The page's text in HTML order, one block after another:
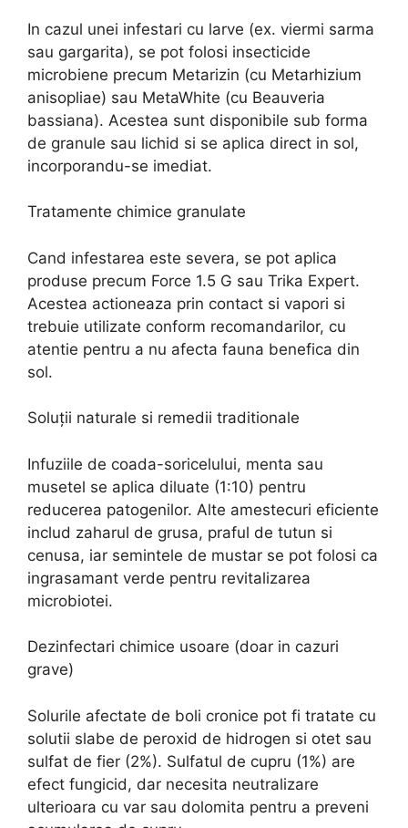
In cazul unei infestari cu larve (ex. viermi sarma
sau gargarita), se pot folosi insecticide
microbiene precum Metarizin (cu Metarhizium
anisopliae) sau MetaWhite (cu Beauveria
bassiana). Acestea sunt disponibile sub forma
de granule sau lichid si se aplica direct in sol,
incorporandu-se imediat.
Tratamente chimice granulate
Cand infestarea este severa, se pot aplica
produse precum Force 1.5 G sau Trika Expert.
Acestea actioneaza prin contact si vapori si
trebuie utilizate conform recomandarilor, cu
atentie pentru a nu afecta fauna benefica din
sol.
Soluții naturale si remedii traditionale
Infuziile de coada-soricelului, menta sau
musetel se aplica diluate (1:10) pentru
reducerea patogenilor. Alte amestecuri eficiente
includ zaharul de grusa, praful de tutun si
cenusa, iar semintele de mustar se pot folosi ca
ingrasamant verde pentru revitalizarea
microbiotei.
Dezinfectari chimice usoare (doar in cazuri
grave)
Solurile afectate de boli cronice pot fi tratate cu
solutii slabe de peroxid de hidrogen si otet sau
sulfat de fier (2%). Sulfatul de cupru (1%) are
efect fungicid, dar necesita neutralizare
ulterioara cu var sau dolomita pentru a preveni